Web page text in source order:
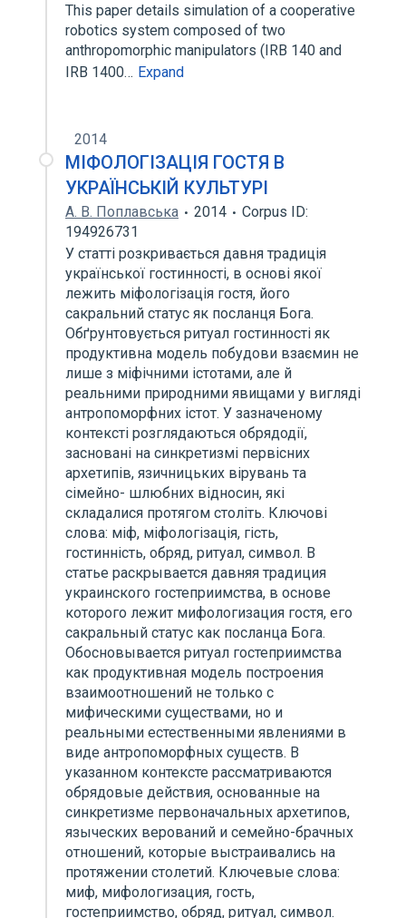
This paper details simulation of a cooperative
robotics system composed of two
anthropomorphic manipulators (IRB 140 and
IRB 1400… Expand
2014
МІФОЛОГІЗАЦІЯ ГОСТЯ В
УКРАЇНСЬКІЙ КУЛЬТУРІ
А. В. Поплавська 2014
Corpus ID:
194926731
У статті розкривається давня традиція
української гостинності, в основі якої
лежить міфологізація гостя, його
сакральний статус як посланця Бога.
Обґрунтовується ритуал гостинності як
продуктивна модель побудови взаємин не
лише з міфічними істотами, але й
реальними природними явищами у вигляді
антропоморфних істот. У зазначеному
контексті розглядаються обрядодії,
засновані на синкретизмі первісних
архетипів, язичницьких вірувань та
сімейно- шлюбних відносин, які
складалися протягом століть. Ключові
слова: міф, міфологізація, гість,
гостинність, обряд, ритуал, символ. В
статье раскрывается давняя традиция
украинского гостеприимства, в основе
которого лежит мифологизация гостя, его
сакральный статус как посланца Бога.
Обосновывается ритуал гостеприимства
как продуктивная модель построения
взаимоотношений не только с
мифическими существами, но и
реальными естественными явлениями в
виде антропоморфных существ. В
указанном контексте рассматриваются
обрядовые действия, основанные на
синкретизме первоначальных архетипов,
языческих верований и семейно-брачных
отношений, которые выстраивались на
протяжении столетий. Ключевые слова:
миф, мифологизация, гость,
гостеприимство, обряд, ритуал, символ.